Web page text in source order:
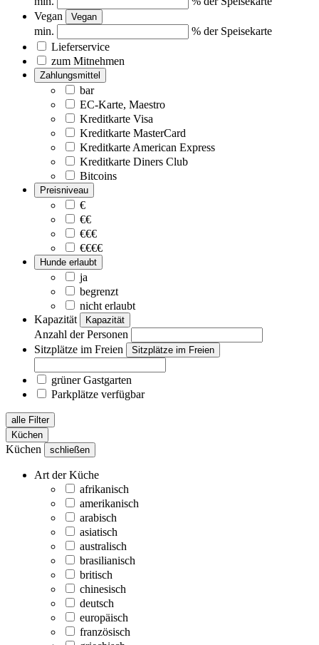
Vegan
Vegan
min.
% der Speisekarte
Lieferservice
zum Mitnehmen
Zahlungsmittel
bar
EC-Karte, Maestro
Kreditkarte Visa
Kreditkarte MasterCard
Kreditkarte American Express
Kreditkarte Diners Club
Bitcoins
Preisniveau
€
€€
€€€
€€€€
Hunde erlaubt
ja
begrenzt
nicht erlaubt
Kapazität
Kapazität
Anzahl der Personen
Sitzplätze im Freien
Sitzplätze im Freien
grüner Gastgarten
Parkplätze verfügbar
alle Filter
Küchen
Küchen schließen
Art der Küche
afrikanisch
amerikanisch
arabisch
asiatisch
australisch
brasilianisch
britisch
chinesisch
deutsch
europäisch
französisch